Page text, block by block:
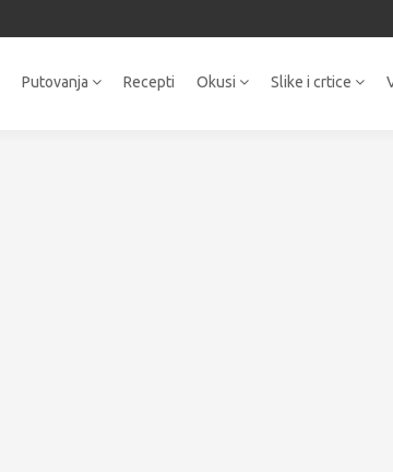
Putovanja Recepti Okusi Slike i crtice